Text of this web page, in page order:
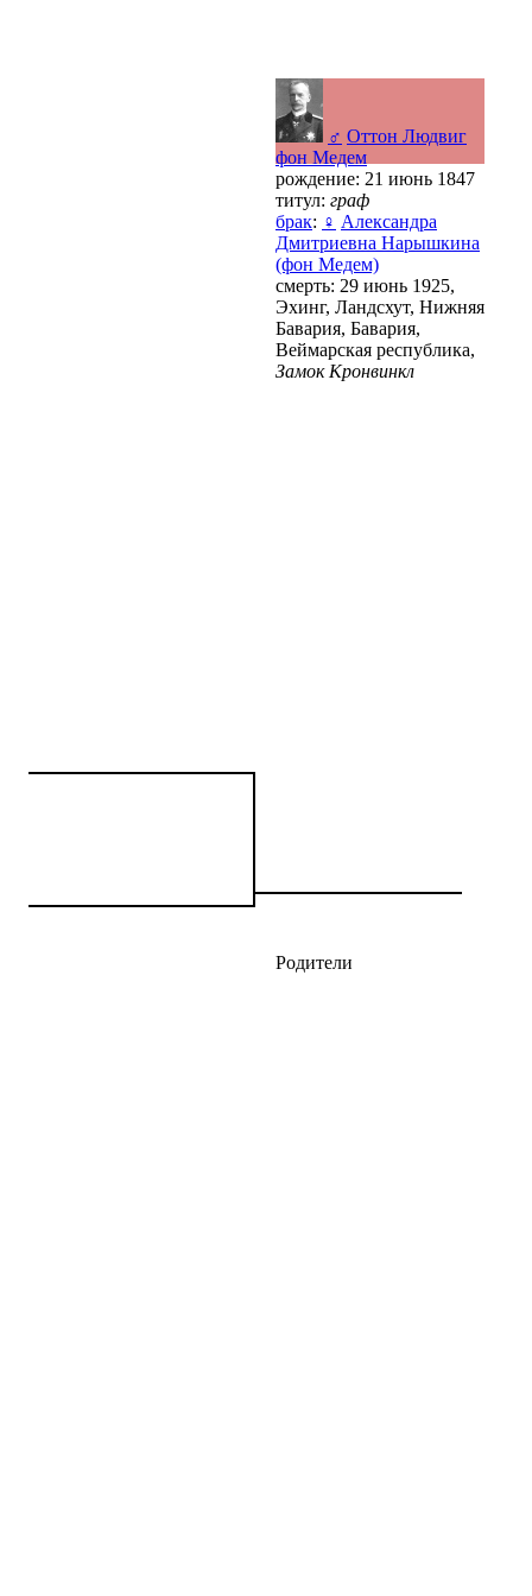
♂ Оттон Людвиг
фон Медем
рождение: 21 июнь 1847
титул: граф
брак: ♀ Александра
Дмитриевна Нарышкина
(фон Медем)
смерть: 29 июнь 1925,
Эхинг, Ландсхут, Нижняя
Бавария, Бавария,
Веймарская республика,
Замок Кронвинкл
Родители